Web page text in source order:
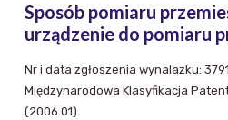
Sposób pomiaru
urządzenie do pomiaru
Nr i data zgłoszenia wynalazku:
Międzynarodowa Klasyfikacja
(2006.01)